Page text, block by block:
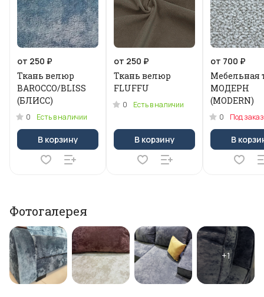
от 250 ₽
Ткань велюр
BAROCCO/BLISS
(БЛИСС)
0 Есть в наличии
В корзину
от 250 ₽
Ткань велюр
FLUFFU
0 Есть в наличии
В корзину
от 700 ₽
Мебельная
МОДЕРН
(MODERN)
0 Под заказ
В
Фотогалерея